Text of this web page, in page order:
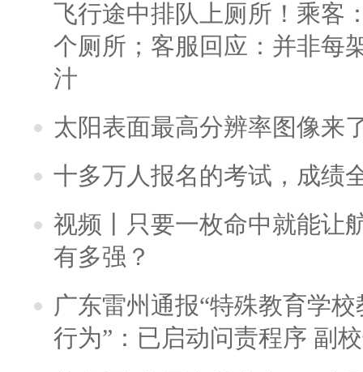
飞行途中排队上厕所！乘客
个厕所；客服回应：并非每
汁
太阳表面最高分辨率图像来
十多万人报名的考试，成绩
视频丨只要一枚命中就能让
有多强？
广东雷州通报“特殊教育学
行为”：已启动问责程序 副